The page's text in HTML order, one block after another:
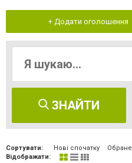
+ Додати оголошення
ЗНАЙТИ
Сортувати: Нові спочатку Обране
Відображати: